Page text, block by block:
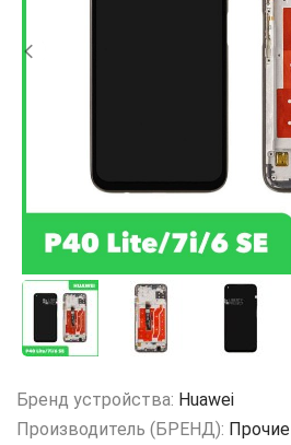
Бренд устройства: Huawei
Производитель (БРЕНД): Прочие